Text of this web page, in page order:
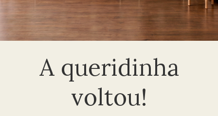
A queridinha
voltou!